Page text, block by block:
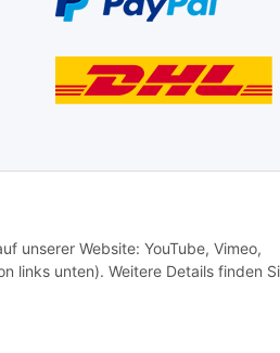
unserer Website: YouTube, Vimeo,
links unten). Weitere Details finden